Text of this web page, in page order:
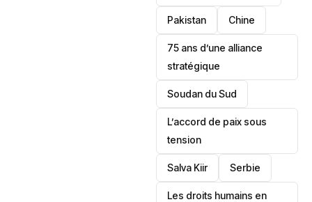
‎Pakistan Chine
75 ans d’une alliance
stratégique
‎Soudan du Sud
L’accord de paix sous
tension
Salva Kiir ‎Serbie
Les droits humains en